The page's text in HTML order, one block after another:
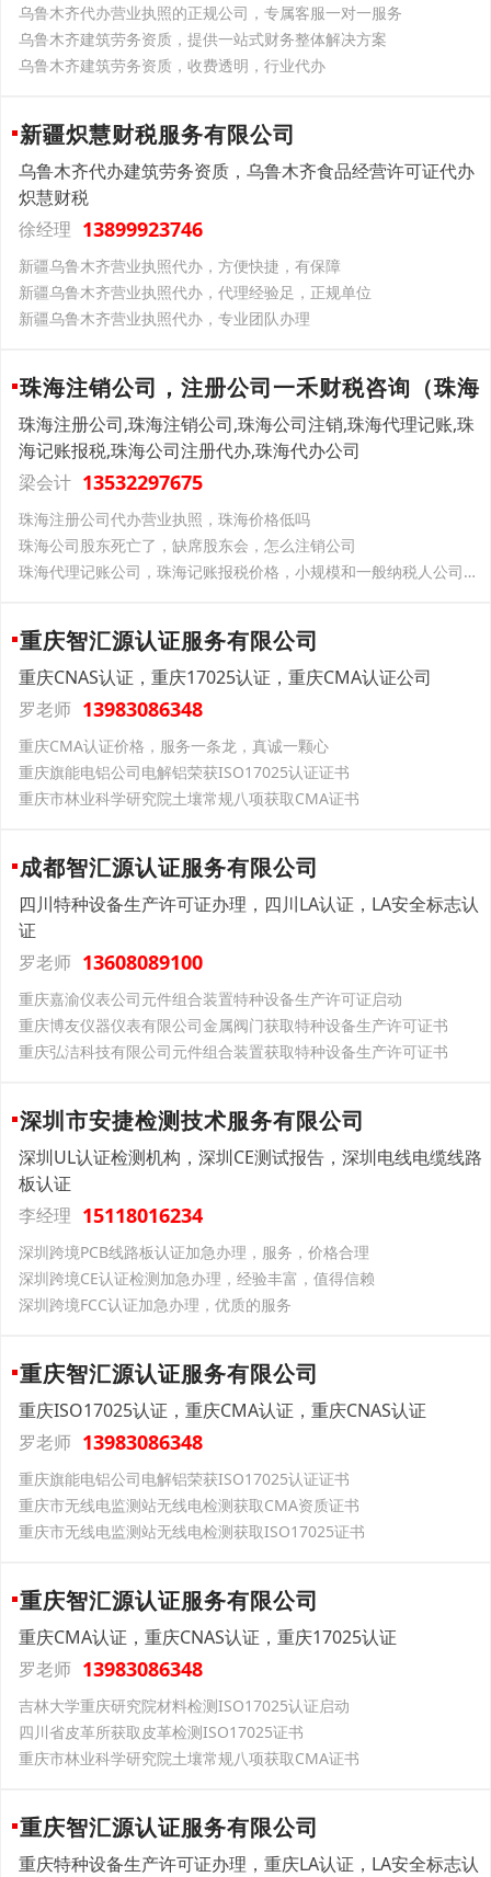
乌鲁木齐代办营业执照的正规公司，专属客服一对一服务
乌鲁木齐建筑劳务资质，提供一站式财务整体解决方案
乌鲁木齐建筑劳务资质，收费透明，行业代办
新疆炽慧财税服务有限公司
乌鲁木齐代办建筑劳务资质，乌鲁木齐食品经营许可证代办
炽慧财税
徐经理 13899923746
新疆乌鲁木齐营业执照代办，方便快捷，有保障
新疆乌鲁木齐营业执照代办，代理经验足，正规单位
新疆乌鲁木齐营业执照代办，专业团队办理
珠海注销公司，注册公司一禾财税咨询（珠海
珠海注册公司,珠海注销公司,珠海公司注销,珠海代理记账,珠
海记账报税,珠海公司注册代办,珠海代办公司
梁会计 13532297675
珠海注册公司代办营业执照，珠海价格低吗
珠海公司股东死亡了，缺席股东会，怎么注销公司
珠海代理记账公司，珠海记账报税价格，小规模和一般纳税人公司记账
重庆智汇源认证服务有限公司
重庆CNAS认证，重庆17025认证，重庆CMA认证公司
罗老师 13983086348
重庆CMA认证价格，服务一条龙，真诚一颗心
重庆旗能电铝公司电解铝荣获ISO17025认证证书
重庆市林业科学研究院土壤常规八项获取CMA证书
成都智汇源认证服务有限公司
四川特种设备生产许可证办理，四川LA认证，LA安全标志认
证
罗老师 13608089100
重庆嘉渝仪表公司元件组合装置特种设备生产许可证启动
重庆博友仪器仪表有限公司金属阀门获取特种设备生产许可证书
重庆弘洁科技有限公司元件组合装置获取特种设备生产许可证书
深圳市安捷检测技术服务有限公司
深圳UL认证检测机构，深圳CE测试报告，深圳电线电缆线路
板认证
李经理 15118016234
深圳跨境PCB线路板认证加急办理，服务，价格合理
深圳跨境CE认证检测加急办理，经验丰富，值得信赖
深圳跨境FCC认证加急办理，优质的服务
重庆智汇源认证服务有限公司
重庆ISO17025认证，重庆CMA认证，重庆CNAS认证
罗老师 13983086348
重庆旗能电铝公司电解铝荣获ISO17025认证证书
重庆市无线电监测站无线电检测获取CMA资质证书
重庆市无线电监测站无线电检测获取ISO17025证书
重庆智汇源认证服务有限公司
重庆CMA认证，重庆CNAS认证，重庆17025认证
罗老师 13983086348
吉林大学重庆研究院材料检测ISO17025认证启动
四川省皮革所获取皮革检测ISO17025证书
重庆市林业科学研究院土壤常规八项获取CMA证书
重庆智汇源认证服务有限公司
重庆特种设备生产许可证办理，重庆LA认证，LA安全标志认